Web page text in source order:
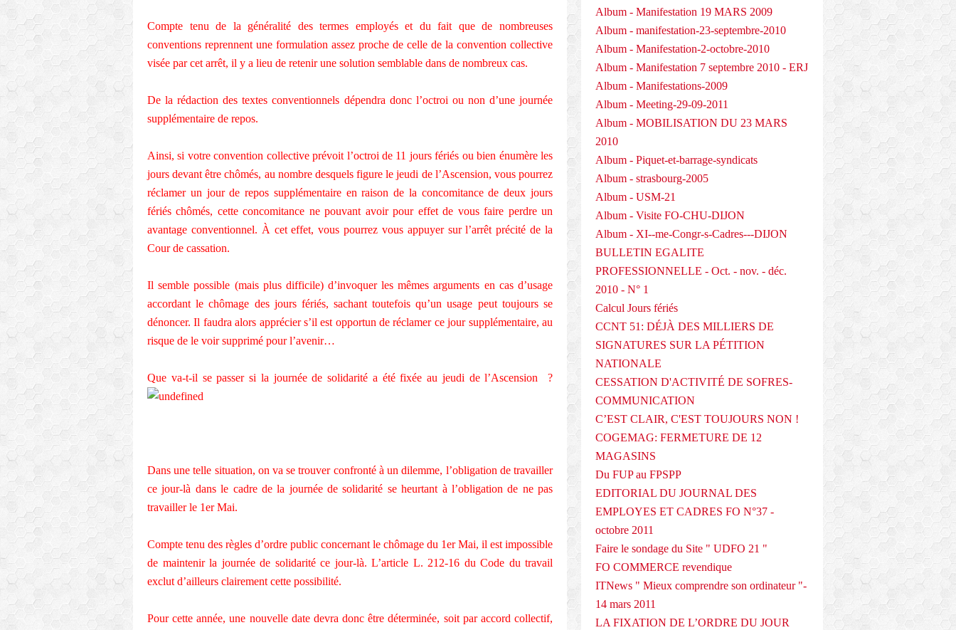
Compte tenu de la généralité des termes employés et du fait que de nombreuses
conventions reprennent une formulation assez proche de celle de la convention collective
visée par cet arrêt, il y a lieu de retenir une solution semblable dans de nombreux cas.
De la rédaction des textes conventionnels dépendra donc l’octroi ou non d’une journée
supplémentaire de repos.
Ainsi, si votre convention collective prévoit l’octroi de 11 jours fériés ou bien énumère les
jours devant être chômés, au nombre desquels figure le jeudi de l’Ascension, vous pourrez
réclamer un jour de repos supplémentaire en raison de la concomitance de deux jours
fériés chômés, cette concomitance ne pouvant avoir pour effet de vous faire perdre un
avantage conventionnel. À cet effet, vous pourrez vous appuyer sur l’arrêt précité de la
Cour de cassation.
Il semble possible (mais plus difficile) d’invoquer les mêmes arguments en cas d’usage
accordant le chômage des jours fériés, sachant toutefois qu’un usage peut toujours se
dénoncer. Il faudra alors apprécier s’il est opportun de réclamer ce jour supplémentaire, au
risque de le voir supprimé pour l’avenir…
Que va-t-il se passer si la journée de solidarité a été fixée au jeudi de l’Ascension ?
Dans une telle situation, on va se trouver confronté à un dilemme, l’obligation de travailler
ce jour-là dans le cadre de la journée de solidarité se heurtant à l’obligation de ne pas
travailler le 1er Mai.
Compte tenu des règles d’ordre public concernant le chômage du 1er Mai, il est impossible
de maintenir la journée de solidarité ce jour-là. L’article L. 212-16 du Code du travail
exclut d’ailleurs clairement cette possibilité.
Pour cette année, une nouvelle date devra donc être déterminée, soit par accord collectif,
Album - Manifestation 19 MARS 2009
Album - manifestation-23-septembre-2010
Album - Manifestation-2-octobre-2010
Album - Manifestation 7 septembre 2010 - ERJ
Album - Manifestations-2009
Album - Meeting-29-09-2011
Album - MOBILISATION DU 23 MARS
2010
Album - Piquet-et-barrage-syndicats
Album - strasbourg-2005
Album - USM-21
Album - Visite FO-CHU-DIJON
Album - XI--me-Congr-s-Cadres---DIJON
BULLETIN EGALITE
PROFESSIONNELLE - Oct. - nov. - déc.
2010 - N° 1
Calcul Jours fériés
CCNT 51: DÉJÀ DES MILLIERS DE
SIGNATURES SUR LA PÉTITION
NATIONALE
CESSATION D'ACTIVITÉ DE SOFRES-
COMMUNICATION
C’EST CLAIR, C'EST TOUJOURS NON !
COGEMAG: FERMETURE DE 12
MAGASINS
Du FUP au FPSPP
EDITORIAL DU JOURNAL DES
EMPLOYES ET CADRES FO N°37 -
octobre 2011
Faire le sondage du Site " UDFO 21 "
FO COMMERCE revendique
ITNews " Mieux comprendre son ordinateur "-
14 mars 2011
LA FIXATION DE L’ORDRE DU JOUR